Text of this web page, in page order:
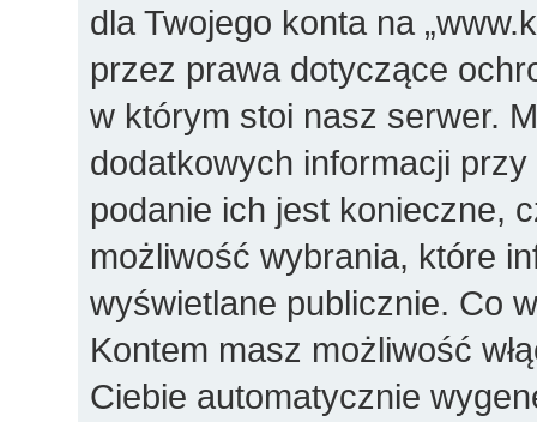
dla Twojego konta na
przez prawa dotyczące
w którym stoi nasz serwer.
dodatkowych informacji
podanie ich jest konieczne,
możliwość wybrania, które
wyświetlane publicznie. Co
Kontem masz możliwość
Ciebie automatycznie